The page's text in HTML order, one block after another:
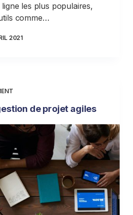
les plus populaires,
comme…
2021
de projet agiles